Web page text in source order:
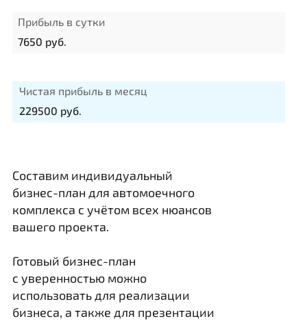
Прибыль в сутки
7650 руб.
Чистая прибыль в месяц
229500 руб.
Составим индивидуальный
бизнес-план для автомоечного
комплекса с учётом всех нюансов
вашего проекта.
Готовый бизнес-план
с уверенностью можно
использовать для реализации
бизнеса, а также для презентации